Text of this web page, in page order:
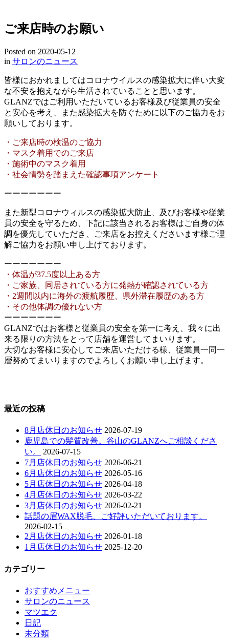
ご来店時のお願い
Posted on 2020-05-12
in サロンのニュース
皆様におかれましてはコロナウイルスの感染拡大に伴い大変
な不安を抱えながら生活されていることと思います。
GLANZではご利用いただいているお客様及び従業員の安全
と安心を考え、また感染拡大を防ぐために以下のご協力をお
願いしております。
・ご来店時の検温のご協力
・マスク着用でのご来店
・施術中のマスク着用
・社会情勢を踏まえた確認事項アンケート
ーーーーーーー
また新型コロナウィルスの感染拡大防止、及びお客様や従業
員の安全を守るため、下記に該当されるお客様はご自身の体
調を優先していただき、ご来店をお控えくださいます様ご理
解ご協力をお願い申し上げております。
ーーーーーーー
・体温が37.5度以上ある方
・ご家族、同居されている方に発熱が確認されている方
・2週間以内に海外の渡航履歴、県外滞在履歴のある方
・その他体調の優れない方
ーーーーーーー
GLANZではお客様と従業員の安全を第一に考え、我々に出
来る限りの方法をとって店舗を運営してまいります。
大切なお客様に安心してご来店いただける様、従業員一同一
層努めてまいりますのでよろしくお願い申し上げます。
最近の投稿
8月店休日のお知らせ 2026-07-19
鹿児島での髪質改善。谷山のGLANZへご相談くださ
い。
2026-07-15
7月店休日のお知らせ 2026-06-21
6月店休日のお知らせ 2026-05-16
5月店休日のお知らせ 2026-04-18
4月店休日のお知らせ 2026-03-22
3月店休日のお知らせ 2026-02-21
話題の眉WAX脱毛、ご好評いただいております。
2026-02-15
2月店休日のお知らせ 2026-01-18
1月店休日のお知らせ 2025-12-20
カテゴリー
おすすめメニュー
サロンのニュース
マツエク
日記
未分類